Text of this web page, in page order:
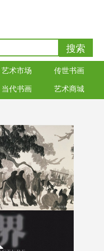
艺术市场 传世书画
当代书画 艺术商城